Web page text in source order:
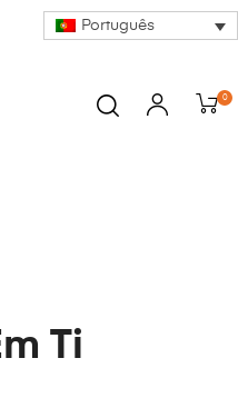
Português
0
Ti